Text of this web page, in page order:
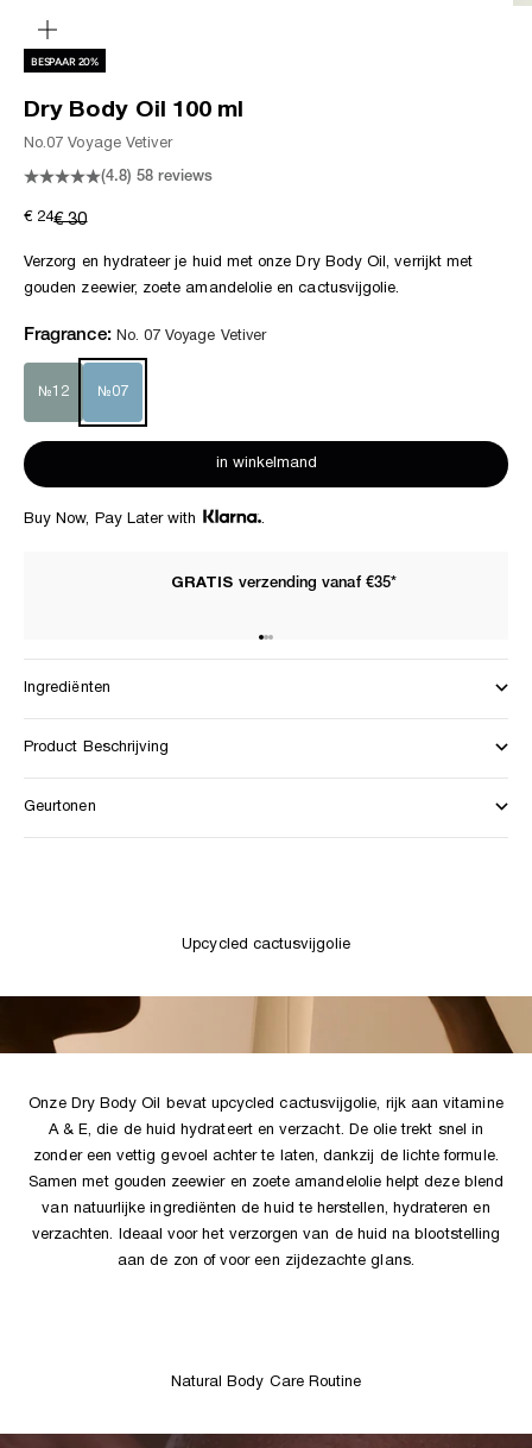
BESPAAR 20%
Dry Body Oil 100 ml
No.07 Voyage Vetiver
(4.8) 58 reviews
Aanbiedingsprijs
€ 24Normale prijs
€ 30
Verzorg en hydrateer je huid met onze Dry Body Oil, verrijkt met
gouden zeewier, zoete amandelolie en cactusvijgolie.
Fragrance: No. 07 Voyage Vetiver
№12 №07
in winkelmand
Buy Now, Pay Later with .
GRATIS verzending vanaf €35*
Ingrediënten
Product Beschrijving
Geurtonen
Upcycled cactusvijgolie
Onze Dry Body Oil bevat upcycled cactusvijgolie, rijk aan vitamine
A & E, die de huid hydrateert en verzacht. De olie trekt snel in
zonder een vettig gevoel achter te laten, dankzij de lichte formule.
Samen met gouden zeewier en zoete amandelolie helpt deze blend
van natuurlijke ingrediënten de huid te herstellen, hydrateren en
verzachten. Ideaal voor het verzorgen van de huid na blootstelling
aan de zon of voor een zijdezachte glans.
Natural Body Care Routine